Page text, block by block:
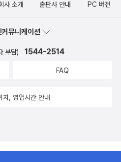
사 소개 출판사 안내 PC 버전
뮤니케이션
부담) 1544-2514
FAQ
치, 영업시간 안내